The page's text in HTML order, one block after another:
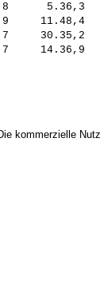
5.36,3
11.48,4
30.35,2
14.36,9
kommerzielle